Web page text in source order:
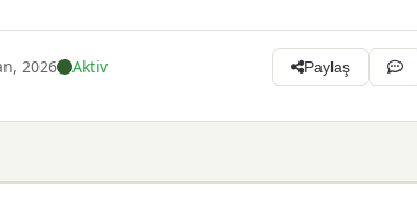
2026 Aktiv Paylaş